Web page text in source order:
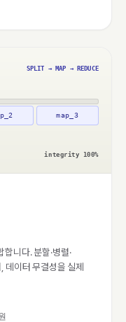
SPLIT → MAP → REDUCE
map_3
integrity 100%
니다. 분할·병렬·
데이터 무결성을 실제